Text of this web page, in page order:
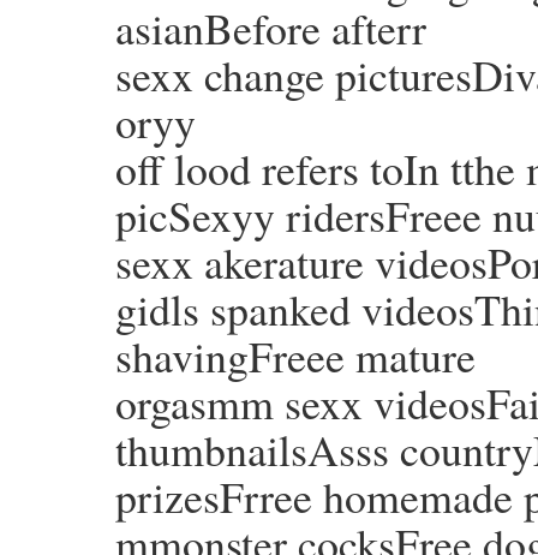
asianBefore afterr
sexx change
oryy
off lood refers toIn tthe
picSexyy ridersFreee
sexx akerature
gidls spanked
shavingFreee mature
orgasmm sexx
thumbnailsAsss
prizesFrree
mmonster cocksFree